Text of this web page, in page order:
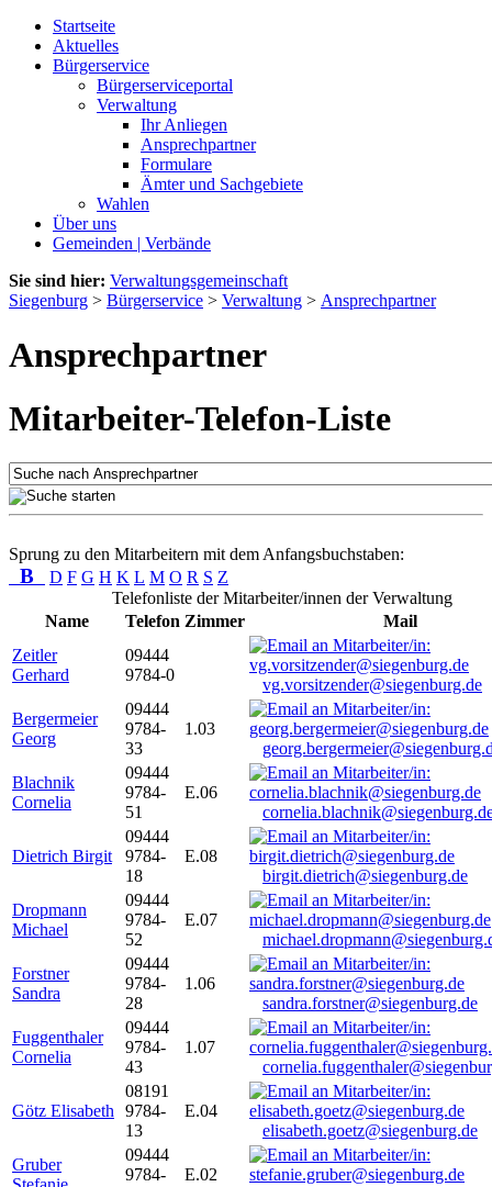
Startseite
Aktuelles
Bürgerservice
Bürgerserviceportal
Verwaltung
Ihr Anliegen
Ansprechpartner
Formulare
Ämter und Sachgebiete
Wahlen
Über uns
Gemeinden | Verbände
Sie sind hier: Verwaltungsgemeinschaft
Siegenburg > Bürgerservice > Verwaltung > Ansprechpartner
Ansprechpartner
Mitarbeiter-Telefon-Liste
Sprung zu den Mitarbeitern mit dem Anfangsbuchstaben:
B D F G H K L M O R S Z
Telefonliste der Mitarbeiter/innen der Verwaltung
Name
Telefon Zimmer
Mail
Zeitler
Gerhard
09444
9784-0
vg.vorsitzender@siegenburg.de
Bergermeier
Georg
09444
9784-
33
1.03
Blachnik
Cornelia
09444
9784-
51
E.06
Dietrich Birgit
09444
9784-
18
E.08
birgit.dietrich@siegenburg.de
Dropmann
Michael
09444
9784-
52
E.07
Forstner
Sandra
09444
9784-
28
1.06
sandra.forstner@siegenburg.de
Fuggenthaler
Cornelia
09444
9784-
43
1.07
Götz Elisabeth
08191
9784-
13
E.04
elisabeth.goetz@siegenburg.de
Gruber
09444
9784-
E.02